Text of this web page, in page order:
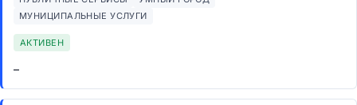
МУНИЦИПАЛЬНЫЕ УСЛУГИ
АКТИВЕН
–